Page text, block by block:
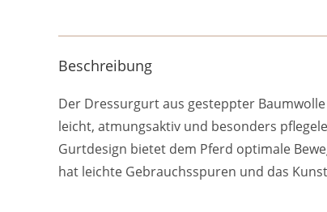
Beschreibung
Der Dressurgurt aus gesteppter
leicht, atmungsaktiv und besonders
Gurtdesign bietet dem Pferd optimale
hat leichte Gebrauchsspuren und das